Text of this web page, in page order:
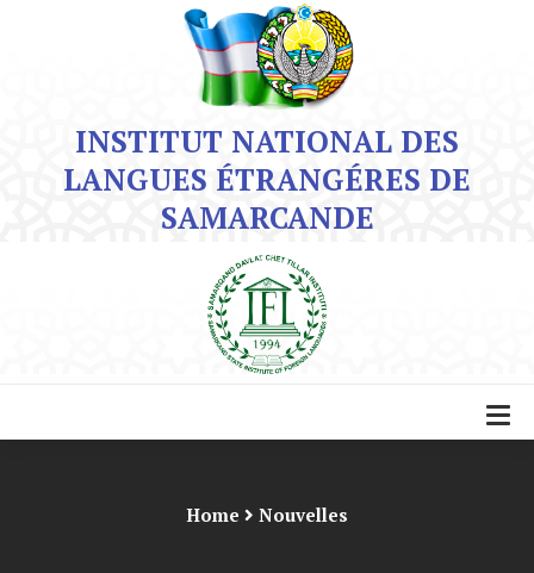
INSTITUT NATIONAL DES
LANGUES ÉTRANGÉRES DE
SAMARCANDE
Home Nouvelles